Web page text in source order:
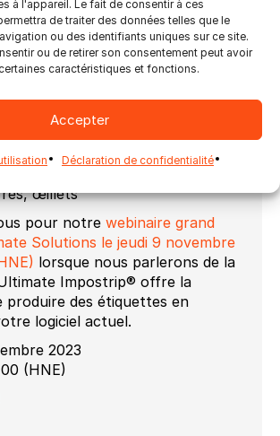
à l'appareil. Le fait de consentir à ces
de traiter des données telles que le
ou des identifiants uniques sur ce site.
ou de retirer son consentement peut avoir
caractéristiques et fonctions.
Accepter
Déclaration de confidentialité
du « Manuel » de l’imposition
automatique de forme réelle
aux tables de coupe
des couleurs pour automatiser
œillets
pour notre webinaire grand
Solutions le jeudi 9 novembre
lorsque nous parlerons de la
Impostrip® offre la
produire des étiquettes en
logiciel actuel.
2023
(HNE)